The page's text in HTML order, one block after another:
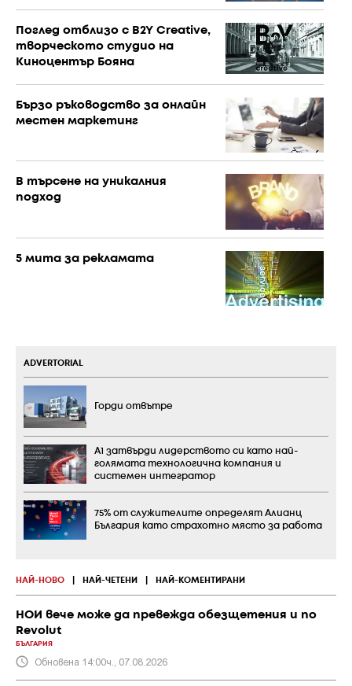
Поглед отблизо с B2Y Creative,
творческото студио на
Киноцентър Бояна
Бързо ръководство за онлайн
местен маркетинг
В търсене на уникалния
подход
5 мита за рекламата
НАЙ-НОВО НАЙ-ЧЕТЕНИ НАЙ-КОМЕНТИРАНИ
НОИ вече може да превежда обезщетения и по
Revolut
БЪЛГАРИЯ
Обновена 14:00ч., 07.08.2026
ADVERTORIAL
Горди отвътре
А1 затвърди лидерството си като най-
голямата технологична компания и
системен интегратор
75% от служителите определят Алианц
България като страхотно място за работа